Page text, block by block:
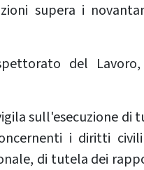
supera i
del
sull'esecuzione di
i diritti
di tutela dei